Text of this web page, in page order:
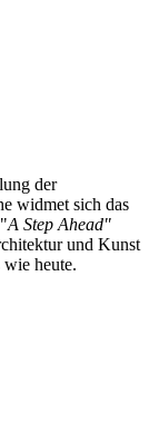
der
widmet sich das
A Step Ahead"
und Kunst
heute.